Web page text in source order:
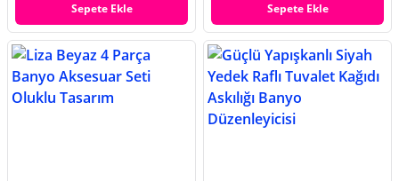
Sepete Ekle Sepete Ekle